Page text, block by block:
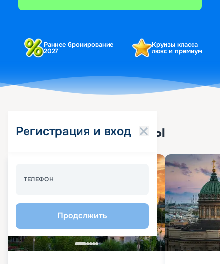
Раннее бронирование
2027
Круизы класса
люкс и премиум
Регистрация и вход
ТЕЛЕФОН
Продолжить
Популярные круизы